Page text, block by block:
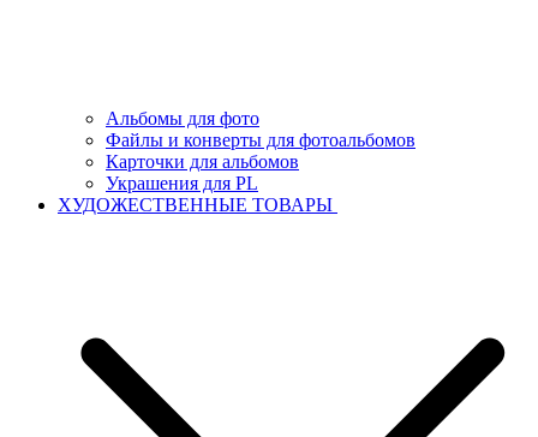
Альбомы для фото
Файлы и конверты для фотоальбомов
Карточки для альбомов
Украшения для PL
ХУДОЖЕСТВЕННЫЕ ТОВАРЫ